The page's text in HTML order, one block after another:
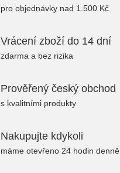
pro objednávky nad 1.500 Kč
Vrácení zboží do 14 dní
zdarma a bez rizika
Prověřený český obchod
s kvalitními produkty
Nakupujte kdykoli
máme otevřeno 24 hodin denně